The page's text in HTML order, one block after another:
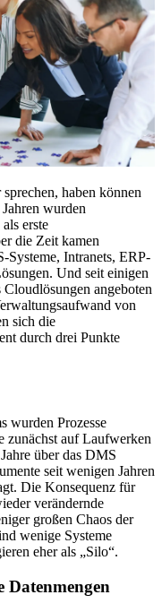
haben können
wurden
erste
die Zeit kamen
Systeme, Intranets, ERP-
Und seit einigen
angeboten
von
sich die
durch drei Punkte
wurden Prozesse
zunächst auf Laufwerken
über das DMS
seit wenigen Jahren
Die Konsequenz für
verändernde
großen Chaos der
wenige Systeme
eher als „Silo“.